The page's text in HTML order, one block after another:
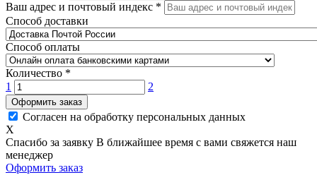
Ваш адрес и почтовый индекс *
Способ доставки
Способ оплаты
Количество *
1
2
Оформить заказ
Согласен на обработку персональных данных
X
Спасибо за заявку В ближайшее время с вами свяжется наш
менеджер
Оформить заказ